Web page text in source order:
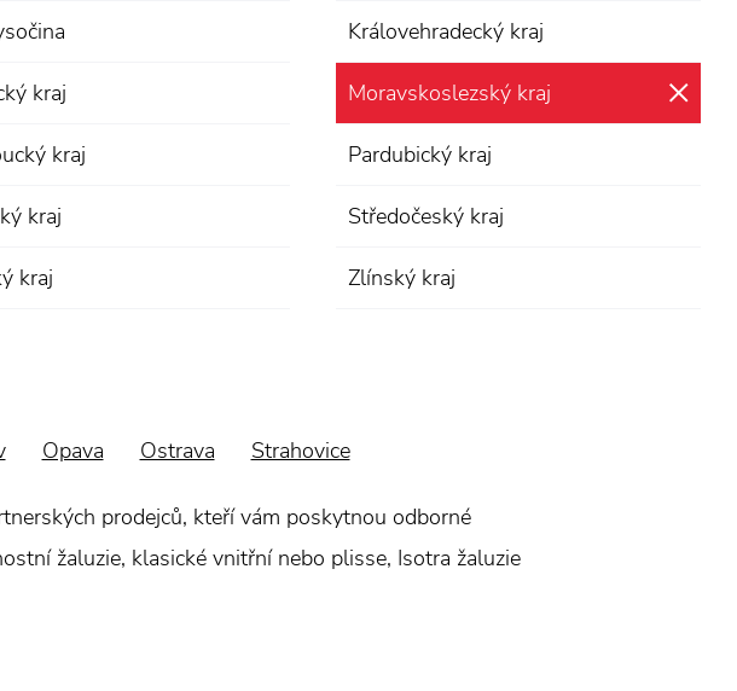
Královehradecký kraj
kraj Moravskoslezský kraj
kraj
Pardubický kraj
kraj Středočeský kraj
kraj Zlínský kraj
Opava Ostrava Strahovice
prodejců, kteří vám poskytnou odborné
žaluzie, klasické vnitřní nebo plisse, Isotra žaluzie